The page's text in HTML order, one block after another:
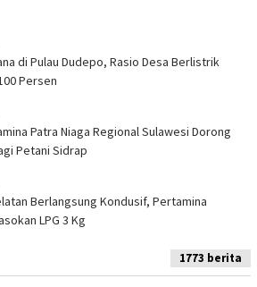
di Pulau Dudepo, Rasio Desa Berlistrik
Persen
Patra Niaga Regional Sulawesi Dorong
Petani Sidrap
Berlangsung Kondusif, Pertamina
LPG 3 Kg
1773 berita